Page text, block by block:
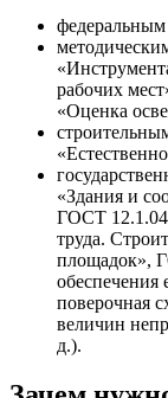
рабочих
«Оценка
«Здания и
ГОСТ
труда.
площадок»,
обеспечения
поверочная
величин
д.).